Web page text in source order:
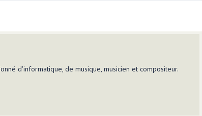
d'informatique, de musique, musicien et compositeur.